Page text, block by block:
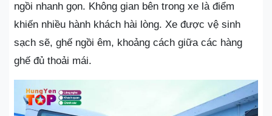
ngồi nhanh gọn. Không gian bên trong xe là điểm
khiến nhiều hành khách hài lòng. Xe được vệ sinh
sạch sẽ, ghế ngồi êm, khoảng cách giữa các hàng
ghế đủ thoải mái.